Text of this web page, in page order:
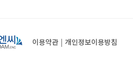
이용약관 | 개인정보이용방침